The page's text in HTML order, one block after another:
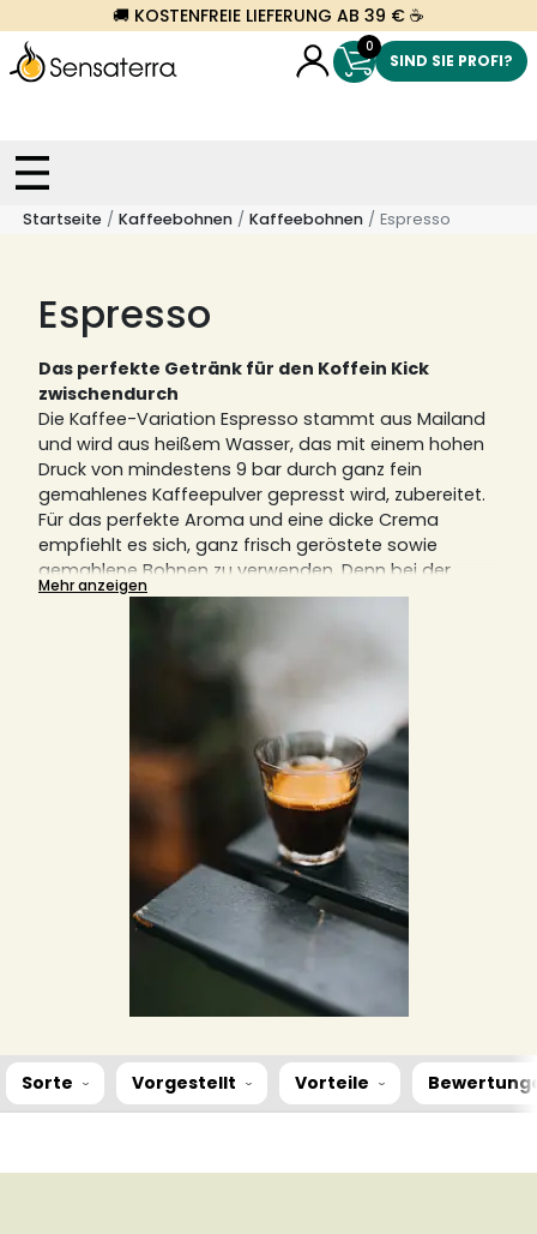
🚚 KOSTENFREIE LIEFERUNG AB 39 € ☕
0
SIND SIE PROFI?
Startseite Kaffeebohnen Kaffeebohnen Espresso
Espresso
Das perfekte Getränk für den Koffein Kick
zwischendurch
Die Kaffee-Variation Espresso stammt aus Mailand
und wird aus heißem Wasser, das mit einem hohen
Druck von mindestens 9 bar durch ganz fein
gemahlenes Kaffeepulver gepresst wird, zubereitet.
Für das perfekte Aroma und eine dicke Crema
empfiehlt es sich, ganz frisch geröstete sowie
gemahlene Bohnen zu verwenden. Denn bei der
Zubereitung von Espresso kommt es auf die Details
an, die alle den Geschmack in der Tasse maßgeblich
Entdecken Sie hier unsere exquisite Auswahl und
Mehr anzeigen
Sorte Vorgestellt Vorteile